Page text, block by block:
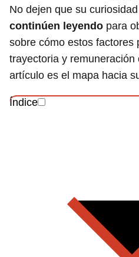
No dejen que su
continúen leyendo para
sobre cómo estos factores
trayectoria y remuneración
artículo es el mapa hacia
Índice